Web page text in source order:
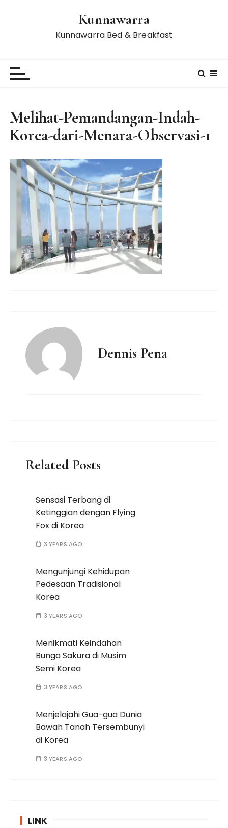
Kunnawarra
Kunnawarra Bed & Breakfast
Melihat-Pemandangan-Indah-
Korea-dari-Menara-Observasi-1
Dennis Pena
Related Posts
Sensasi Terbang di
Ketinggian dengan Flying
Fox di Korea
3 YEARS AGO
Mengunjungi Kehidupan
Pedesaan Tradisional
Korea
3 YEARS AGO
Menikmati Keindahan
Bunga Sakura di Musim
Semi Korea
3 YEARS AGO
Menjelajahi Gua-gua Dunia
Bawah Tanah Tersembunyi
di Korea
3 YEARS AGO
LINK